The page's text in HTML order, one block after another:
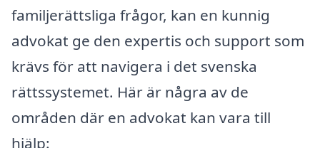
familjerättsliga frågor, kan en kunnig
advokat ge den expertis och support som
krävs för att navigera i det svenska
rättssystemet. Här är några av de
områden där en advokat kan vara till
hjälp: